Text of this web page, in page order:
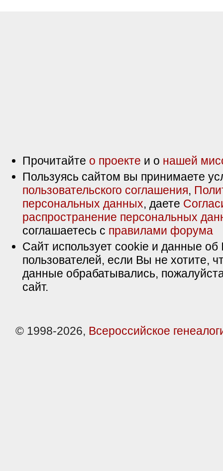
Прочитайте о проекте и о нашей
Пользуясь сайтом вы принимаете
пользовательского соглашения,
персональных данных, даете
распространение персональных
соглашаетесь с правилами форума
Сайт использует cookie и данные об
пользователей, если Вы не хотите,
данные обрабатывались,
сайт.
© 1998-2026, Всероссийское